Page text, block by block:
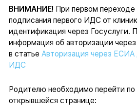
ВНИМАНИЕ! При первом переходе
подписания первого ИДС от
идентификация через Госуслуги.
информация об авторизации через
в статье Авторизация через ЕСИА
ИДС
Родителю необходимо перейти по
открывшейся странице: